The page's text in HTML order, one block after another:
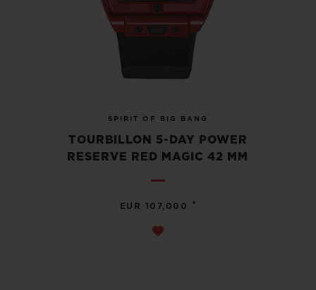
SPIRIT OF BIG BANG
TOURBILLON 5-DAY POWER
RESERVE RED MAGIC 42 MM
EUR 107,000 •